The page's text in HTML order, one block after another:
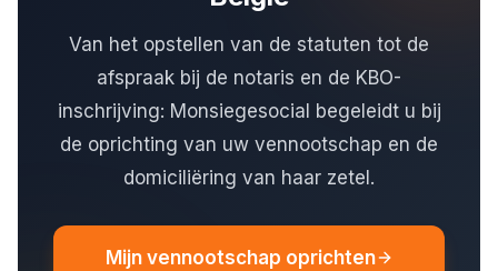
Van het opstellen van de statuten tot de
afspraak bij de notaris en de KBO-
inschrijving: Monsiegesocial begeleidt u bij
de oprichting van uw vennootschap en de
domiciliëring van haar zetel.
Mijn vennootschap oprichten